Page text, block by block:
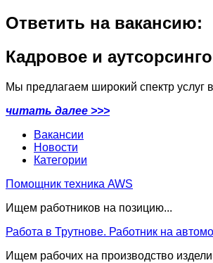
Ответить на вакансию:
Кадровое и
Мы предлагаем широкий спектр услуг
читать далее >>>
Вакансии
Новости
Категории
Помощник техника AWS
Ищем работников на позицию...
Работа в Трутнове. Работник на
Ищем рабочих на производство